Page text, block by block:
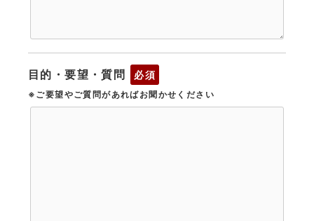
目的・要望・質問 必須
※ご要望やご質問があればお聞かせください